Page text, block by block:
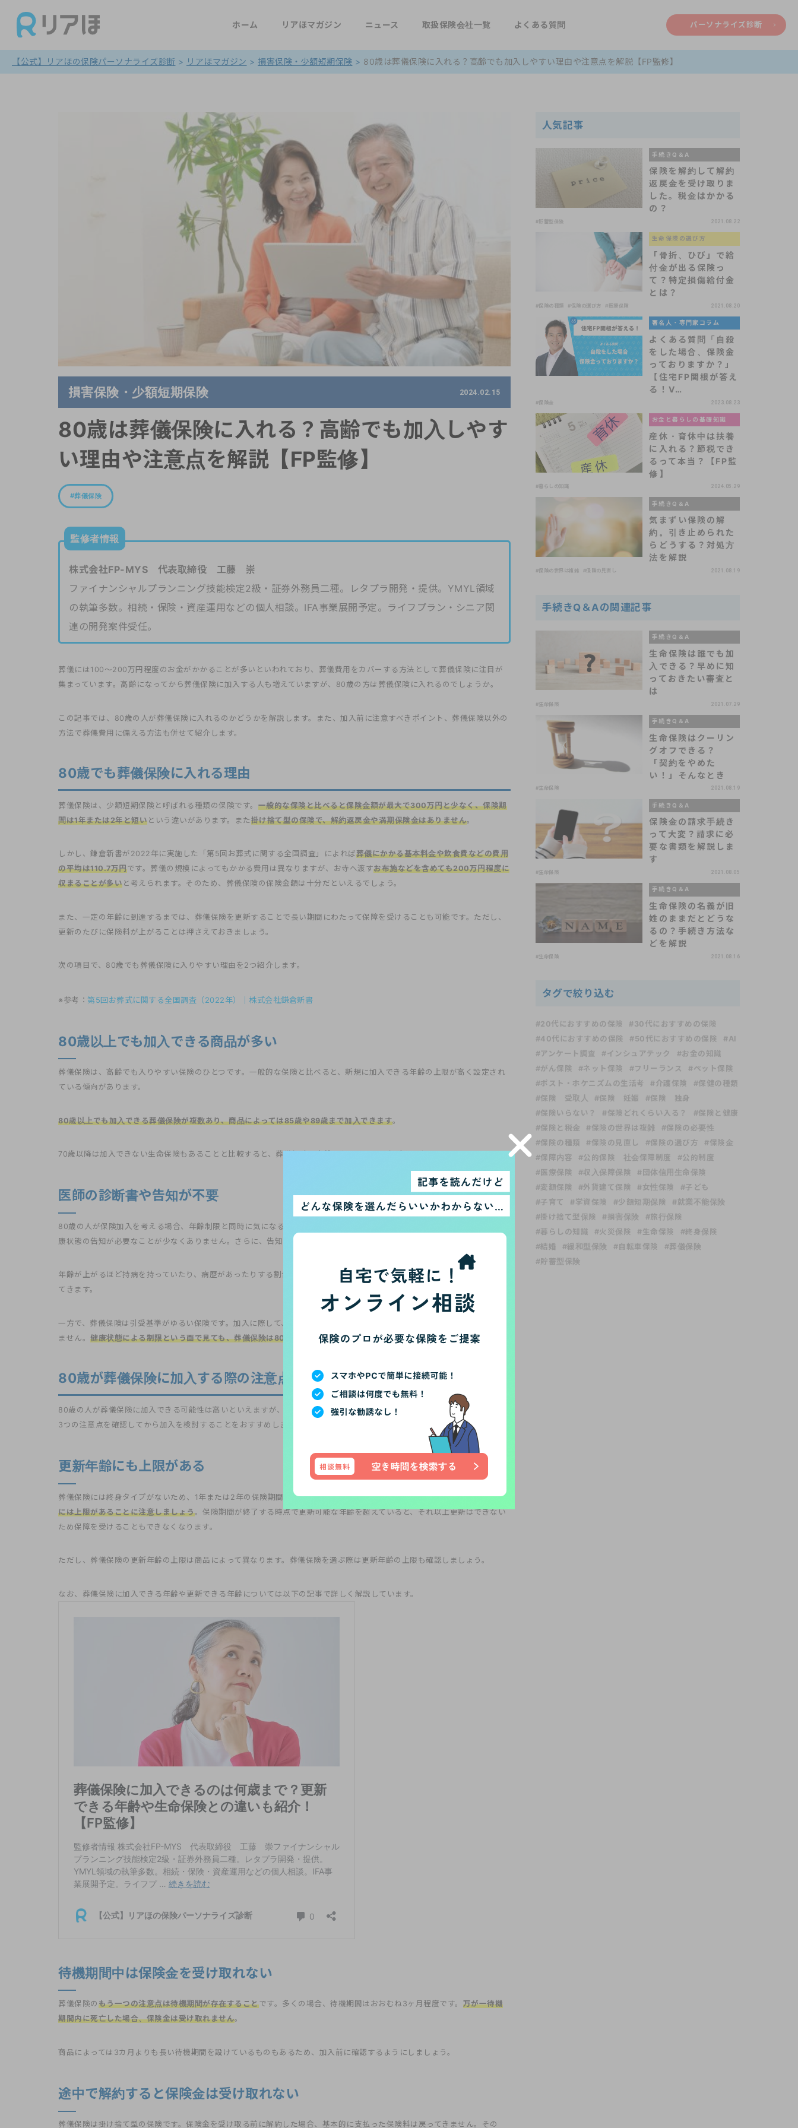
ホーム リアほマガジン ニュース 取扱保険会社一覧 よくある質問 パーソナライズ診断
【公式】リアほの保険パーソナライズ診断 > リアほマガジン > 損害保険・少額短期保険 > 80歳は葬儀保険に入れる？高齢でも加入しやすい理由や注意点を解説【FP監修】
損害保険・少額短期保険 2024.02.15
80歳は葬儀保険に入れる？高齢でも加入しやす
い理由や注意点を解説【FP監修】
葬儀保険
監修者情報
株式会社FP-MYS 代表取締役 工藤 崇
ファイナンシャルプランニング技能検定2級・証券外務員二種。レタプラ開発・提供。YMYL領域
の執筆多数。相続・保険・資産運用などの個人相談。IFA事業展開予定。ライフプラン・シニア関
連の開発案件受任。
葬儀には100〜200万円程度のお金がかかることが多いといわれており、葬儀費用をカバーする方法として葬儀保険に注目が
集まっています。高齢になってから葬儀保険に加入する人も増えていますが、80歳の方は葬儀保険に入れるのでしょうか。
この記事では、80歳の人が葬儀保険に入れるのかどうかを解説します。また、加入前に注意すべきポイント、葬儀保険以外の
方法で葬儀費用に備える方法も併せて紹介します。
80歳でも葬儀保険に入れる理由
葬儀保険は、少額短期保険と呼ばれる種類の保険です。 一般的な保険と比べると保険金額が最大で300万円と少なく、保険期
間は1年または2年と短い という違いがあります。また 掛け捨て型の保険で、解約返戻金や満期保険金はありません。
しかし、鎌倉新書が2022年に実施した「第5回お葬式に関する全国調査」によれば葬儀にかかる基本料金や飲食費などの費用
の平均は110.7万円です。葬儀の規模によってもかかる費用は異なりますが、お寺へ渡すお布施などを含めても200万円程度に
収まることが多い と考えられます。そのため、葬儀保険の保険金額は十分だといえるでしょう。
また、一定の年齢に到達するまでは、葬儀保険を更新することで長い期間にわたって保障を受けることも可能です。ただし、
更新のたびに保険料が上がることは押さえておきましょう。
次の項目で、80歳でも葬儀保険に入りやすい理由を2つ紹介します。
※参考： 第5回お葬式に関する全国調査（2022年）｜株式会社鎌倉新書
80歳以上でも加入できる商品が多い
葬儀保険は、高齢でも入りやすい保険のひとつです。一般的な保険と比べると、新規に加入できる年齢の上限が高く設定され
ている傾向があります。
80歳以上でも加入できる葬儀保険が複数あり、商品によっては85歳や89歳まで加入できます。
70歳以降は加入できない生命保険もあることと比較すると、葬儀保険は高齢でも入りやすい保険といえます。
医師の診断書や告知が不要
80歳の人が保険加入を考える場合、年齢制限と同時に気になるのが健康状態です。一般的な保険では、保険加入にあたって健
康状態の告知が必要なことが少なくありません。さらに、告知内容によっては保険加入を断られる可能性もあります。
年齢が上がるほど持病を持っていたり、病歴があったりする割合が増えるため、健康状態を理由に保険加入できない人も増え
てきます。
一方で、葬儀保険は引受基準がゆるい保険です。加入に際して、医師の診断書や健康状態の告知が必要ない商品も少なくあり
ません。 健康状態による制限という面で見ても、葬儀保険は80歳の人にとって加入しやすい保険 だといえます。
80歳が葬儀保険に加入する際の注意点
80歳の人が葬儀保険に加入できる可能性は高いといえますが、加入する際に注意したいポイントがいくつかあります。以下の
3つの注意点を確認してから加入を検討することをおすすめします。
更新年齢にも上限がある
葬儀保険には終身タイプがないため、1年または2年の保険期間が終了するたびに更新が必要です。ただし、更新ができる年齢
には上限があることに注意しましょう。保険期間が終了する時点で更新可能な年齢を超えていると、それ以上更新はできない
ため保障を受けることもできなくなります。
ただし、葬儀保険の更新年齢の上限は商品によって異なります。葬儀保険を選ぶ際は更新年齢の上限も確認しましょう。
なお、葬儀保険に加入できる年齢や更新できる年齢については以下の記事で詳しく解説しています。
待機期間中は保険金を受け取れない
葬儀保険の もう一つの注意点は待機期間が存在することです。多くの場合、待機期間はおおむね3ヶ月程度です。 万が一待機
期間内に死亡した場合、保険金は受け取れません。
商品によっては3カ月よりも長い待機期間を設けているものもあるため、加入前に確認するようにしましょう。
途中で解約すると保険金は受け取れない
葬儀保険は掛け捨て型の保険です。保険金を受け取る前に解約した場合、基本的に支払った保険料は戻ってきません。その
人気記事
手続きQ＆A
保険を解約して解約
返戻金を受け取りま
した。税金はかかる
の？
#貯蓄型保険 2021.08.22
生命保険の選び方
「骨折、ひび」で給
付金が出る保険っ
て？特定損傷給付金
とは？
#保険の種類 #保険の選び方 #医療保険 2021.08.20
著名人・専門家コラム
よくある質問「自殺
をした場合、保険金
っておりますか？」
【住宅FP関根が答え
る！V…
#保険金 2023.08.23
お金と暮らしの基礎知識
産休・育休中は扶養
に入れる？節税でき
るって本当？【FP監
修】
#暮らしの知識 2024.05.29
手続きQ＆A
気まずい保険の解
約。引き止められた
らどうする？対処方
法を解説
#保険の世界は複雑 #保険の見直し 2021.08.19
手続きQ＆Aの関連記事
手続きQ＆A
生命保険は誰でも加
入できる？早めに知
っておきたい審査と
は
#生命保険 2021.07.29
手続きQ＆A
生命保険はクーリン
グオフできる？
「契約をやめた
い！」そんなとき
#生命保険 2021.08.19
手続きQ＆A
保険金の請求手続き
って大変？請求に必
要な書類を解説しま
す
#生命保険 2021.08.05
手続きQ＆A
生命保険の名義が旧
姓のままだとどうな
るの？手続き方法な
どを解説
#生命保険 2021.08.16
タグで絞り込む
#20代におすすめの保険
#30代におすすめの保険
#40代におすすめの保険
#50代におすすめの保険
#AI
#アンケート調査
#インシュアテック
#お金の知識
#がん保険
#ネット保険 #フリーランス
#ペット保険
#ポスト・ホケニズムの生活考
#介護保険
#保健の種類
#保険 受取人
#保険 妊娠
#保険 独身
#保険いらない？
#保険どれくらい入る？
#保険と健康
#保険と税金
#保険の世界は複雑
#保険の必要性
#保険の種類
#保険の見直し #保険の選び方
#保険金
#保障内容
#公的保険 社会保障制度
#公的制度
#医療保険
#収入保障保険
#団体信用生命保険
#変額保険
#外貨建て保険 #女性保険
#子ども
#子育て
#学資保険 #少額短期保険
#就業不能保険
#掛け捨て型保険
#損害保険
#旅行保険
#暮らしの知識
#火災保険 #生命保険
#終身保険
#結婚
#緩和型保険 #自転車保険
#葬儀保険
#貯蓄型保険